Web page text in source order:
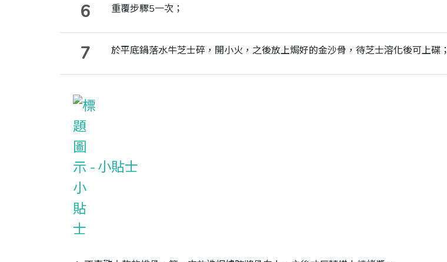
6 重覆步驟5一次；
7 於平底鍋落水牛芝士碎，開小火，之後放上焗好的金沙骨，待芝士溶化後可上碟；
小貼士